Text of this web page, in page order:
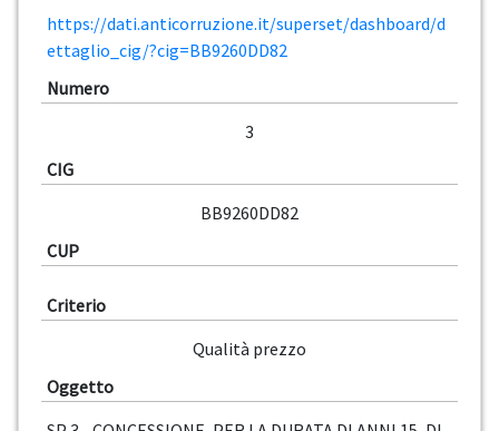
https://dati.anticorruzione.it/superset/dashboard/d
ettaglio_cig/?cig=BB9260DD82
Numero
3
CIG
BB9260DD82
CUP
Criterio
Qualità prezzo
Oggetto